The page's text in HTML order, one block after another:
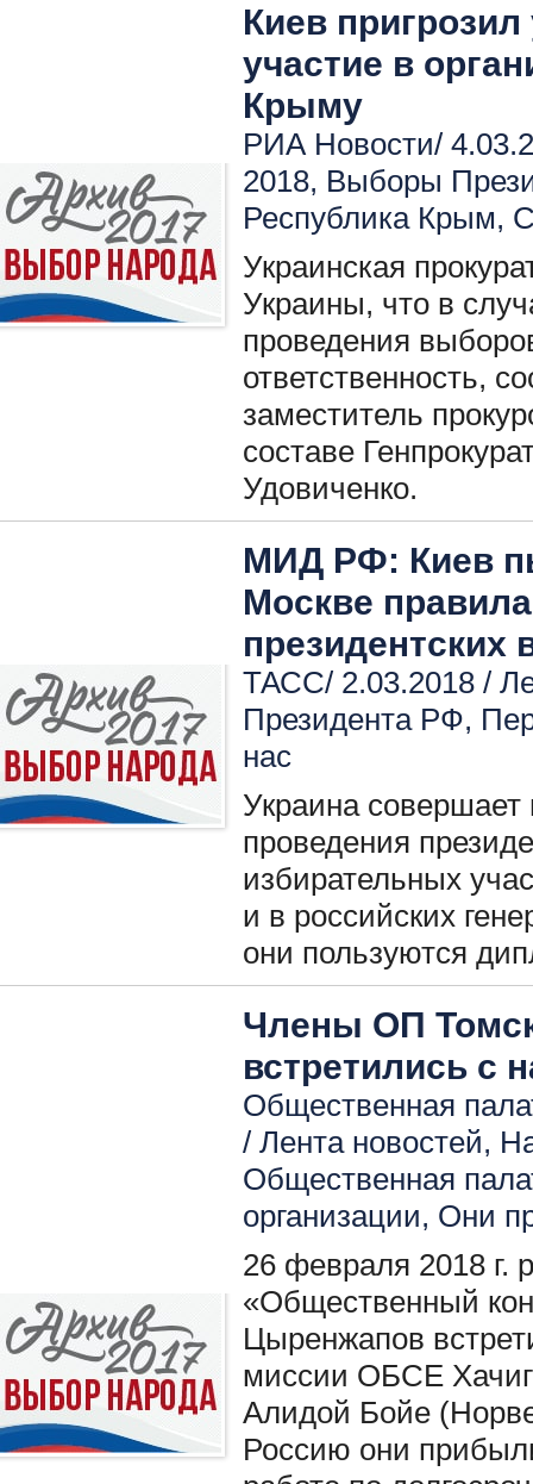
Киев
участие в
Крыму
РИА Новости/
2018, Выборы
Республика Крым,
Украинская
Украины, что в
проведения
ответственность,
заместитель
составе
Удовиченко.
МИД РФ: Киев
Москве
президентских
ТАСС/ 2.03.2018 /
Президента РФ,
нас
Украина совершает
проведения
избирательных
и в российских
они пользуются
Члены ОП
встретились с
Общественная
/ Лента новостей,
Общественная
организации, Они
26 февраля 2018 г.
«Общественный
Цыренжапов
миссии ОБСЕ
Алидой Бойе
Россию они